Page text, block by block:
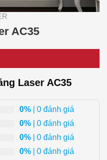
AC35
Laser AC35
0% | 0 đánh giá
0% | 0 đánh giá
0% | 0 đánh giá
0% | 0 đánh giá